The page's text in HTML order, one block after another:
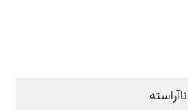
ناآراسته